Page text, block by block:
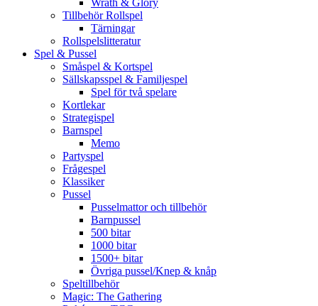
Wrath & Glory
Tillbehör Rollspel
Tärningar
Rollspelslitteratur
Spel & Pussel
Småspel & Kortspel
Sällskapsspel & Familjespel
Spel för två spelare
Kortlekar
Strategispel
Barnspel
Memo
Partyspel
Frågespel
Klassiker
Pussel
Pusselmattor och tillbehör
Barnpussel
500 bitar
1000 bitar
1500+ bitar
Övriga pussel/Knep & knåp
Speltillbehör
Magic: The Gathering